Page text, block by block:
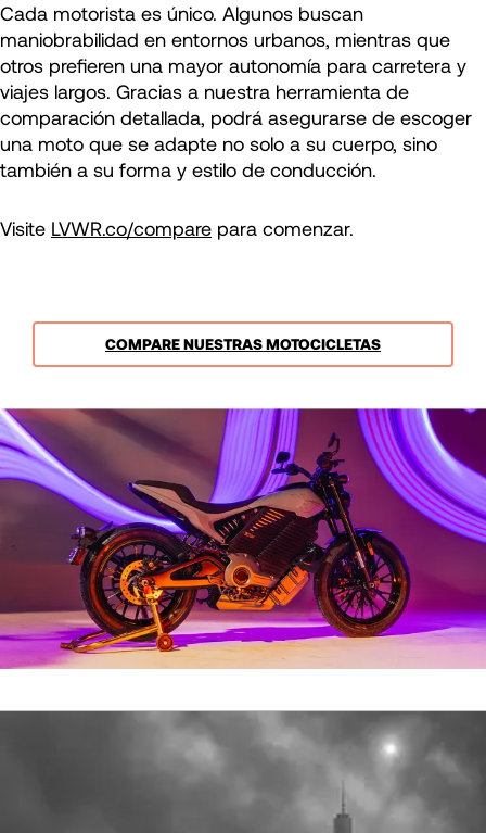
Cada motorista es único. Algunos buscan
maniobrabilidad en entornos urbanos, mientras que
otros prefieren una mayor autonomía para carretera y
viajes largos. Gracias a nuestra herramienta de
comparación detallada, podrá asegurarse de escoger
una moto que se adapte no solo a su cuerpo, sino
también a su forma y estilo de conducción.
Visite LVWR.co/compare para comenzar.
COMPARE NUESTRAS MOTOCICLETAS